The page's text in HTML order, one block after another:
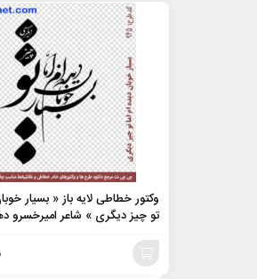
وکتور خطاطی لایه باز « بسیار
تو چیز دیگری » شاعر امیرخسرو